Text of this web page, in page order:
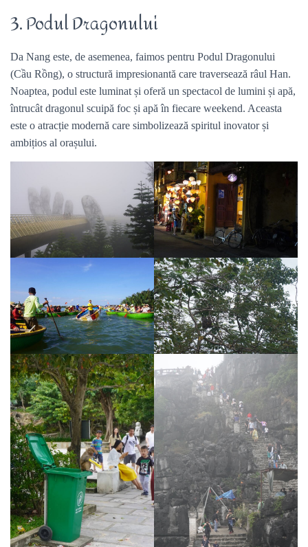
3. Podul Dragonului
Da Nang este, de asemenea, faimos pentru Podul Dragonului
(Cầu Rồng), o structură impresionantă care traversează râul Han.
Noaptea, podul este luminat și oferă un spectacol de lumini și apă,
întrucât dragonul scuipă foc și apă în fiecare weekend. Aceasta
este o atracție modernă care simbolizează spiritul inovator și
ambițios al orașului.